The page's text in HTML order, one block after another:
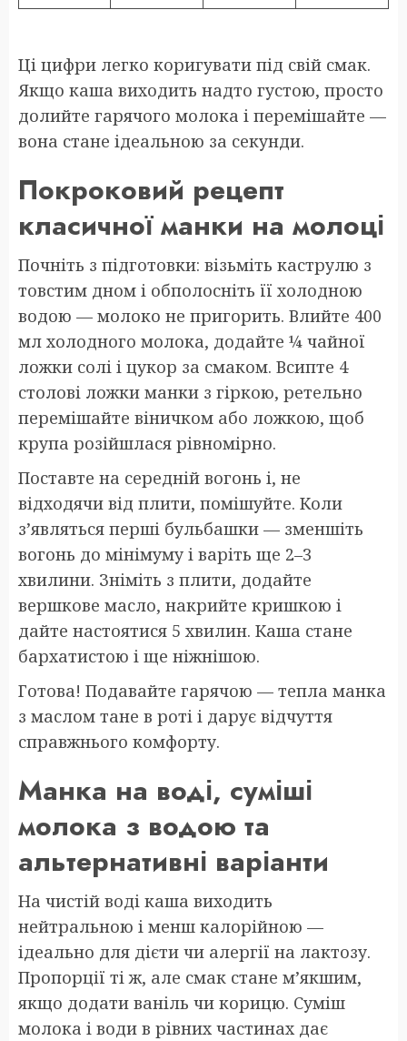
Ці цифри легко коригувати під свій смак.
Якщо каша виходить надто густою, просто
долийте гарячого молока і перемішайте —
вона стане ідеальною за секунди.
Покроковий рецепт
класичної манки на молоці
Почніть з підготовки: візьміть каструлю з
товстим дном і обполосніть її холодною
водою — молоко не пригорить. Влийте 400
мл холодного молока, додайте ¼ чайної
ложки солі і цукор за смаком. Всипте 4
столові ложки манки з гіркою, ретельно
перемішайте віничком або ложкою, щоб
крупа розійшлася рівномірно.
Поставте на середній вогонь і, не
відходячи від плити, помішуйте. Коли
з’являться перші бульбашки — зменшіть
вогонь до мінімуму і варіть ще 2–3
хвилини. Зніміть з плити, додайте
вершкове масло, накрийте кришкою і
дайте настоятися 5 хвилин. Каша стане
бархатистою і ще ніжнішою.
Готова! Подавайте гарячою — тепла манка
з маслом тане в роті і дарує відчуття
справжнього комфорту.
Манка на воді, суміші
молока з водою та
альтернативні варіанти
На чистій воді каша виходить
нейтральною і менш калорійною —
ідеально для дієти чи алергії на лактозу.
Пропорції ті ж, але смак стане м’якшим,
якщо додати ваніль чи корицю. Суміш
молока і води в рівних частинах дає